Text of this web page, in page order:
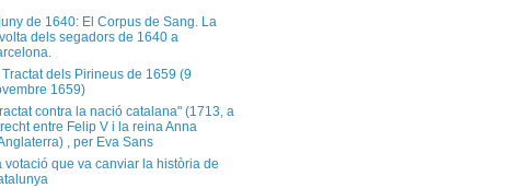
de 1640: El Corpus de Sang. La
dels segadors de 1640 a
Tractat dels Pirineus de 1659 (9
1659)
contra la nació catalana" (1713, a
entre Felip V i la reina Anna
, per Eva Sans
votació que va canviar la història de